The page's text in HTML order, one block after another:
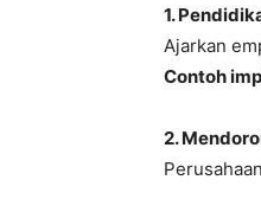
1.
Ajarkan
Contoh
2.